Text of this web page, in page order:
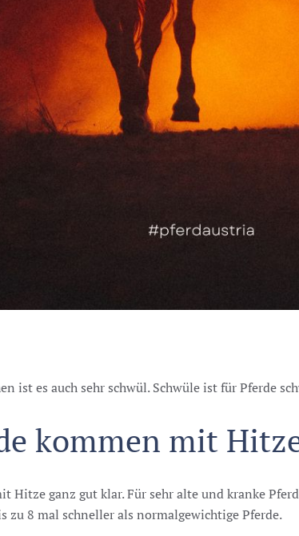
ist es auch sehr schwül. Schwüle ist für Pferde
kommen mit
Hitze ganz gut klar. Für sehr alte und kranke
zu 8 mal schneller als normalgewichtige Pferde.